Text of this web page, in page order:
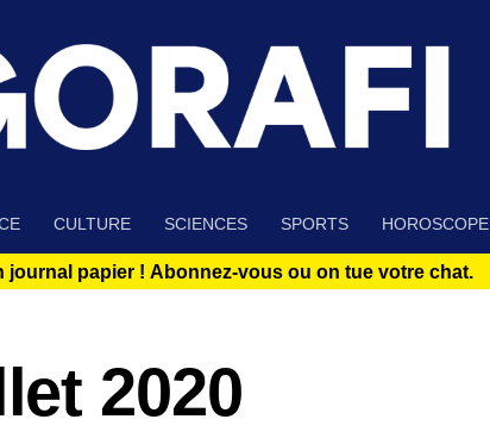
CULTURE SCIENCES SPORTS HOROSCOPE
journal papier ! Abonnez-vous ou on tue votre chat.
2020